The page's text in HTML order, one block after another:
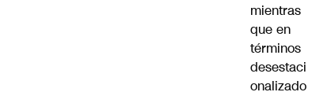
mientras
que en
términos
desestaci
onalizado